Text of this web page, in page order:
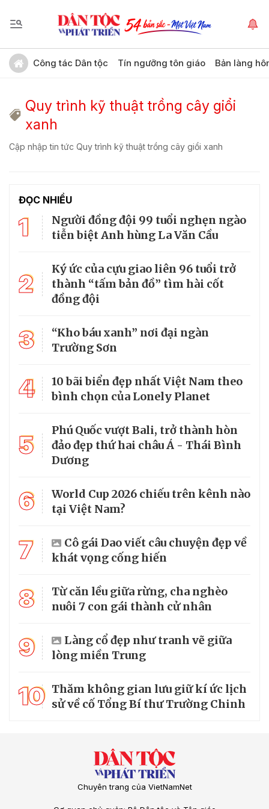
Công tác Dân tộc Tín ngưỡng tôn giáo Bản làng
Quy trình kỹ thuật trồng cây giổi
xanh
Cập nhập tin tức Quy trình kỹ thuật trồng cây giổi xanh
ĐỌC NHIỀU
1
Người đồng đội 99 tuổi nghẹn ngào
tiễn biệt Anh hùng La Văn Cầu
2
Ký ức của cựu giao liên 96 tuổi trở
thành “tấm bản đồ” tìm hài cốt
đồng đội
3
“Kho báu xanh” nơi đại ngàn
Trường Sơn
4
10 bãi biển đẹp nhất Việt Nam theo
bình chọn của Lonely Planet
5
Phú Quốc vượt Bali, trở thành hòn
đảo đẹp thứ hai châu Á - Thái Bình
Dương
6
World Cup 2026 chiếu trên kênh nào
tại Việt Nam?
7
Cô gái Dao viết câu chuyện đẹp về
khát vọng cống hiến
8
Từ căn lều giữa rừng, cha nghèo
nuôi 7 con gái thành cử nhân
9
Làng cổ đẹp như tranh vẽ giữa
lòng miền Trung
10 Thăm không gian lưu giữ kí ức lịch
sử về cố Tổng Bí thư Trường Chinh
Chuyên trang của VietNamNet